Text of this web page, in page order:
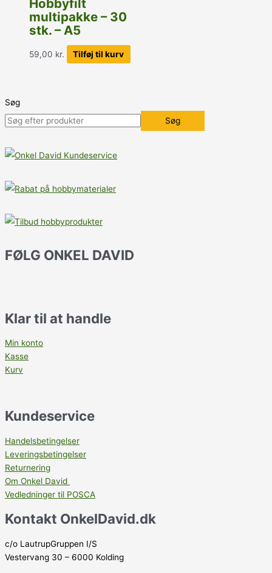
Hobbyfilt
multipakke – 30
stk. – A5
59,00 kr. Tilføj til kurv
Søg
Søg
FØLG ONKEL DAVID
Klar til at handle
Min konto
Kasse
Kurv
Kundeservice
Handelsbetingelser
Leveringsbetingelser
Returnering
Om Onkel David
Vedledninger til POSCA
Kontakt OnkelDavid.dk
c/o LautrupGruppen I/S
Vestervang 30 – 6000 Kolding